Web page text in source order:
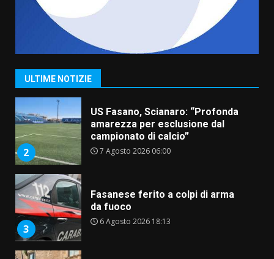
ULTIME NOTIZIE
1
“I Contestatori: Musica di
Rivoluzione”: nuovo
appuntamento con “Fasano in
2
US Fasano, Scianaro: “Profonda
amarezza per esclusione dal
campionato di calcio”
7 Agosto 2026 06:00
3
Fasanese ferito a colpi di arma
da fuoco
6 Agosto 2026 18:13